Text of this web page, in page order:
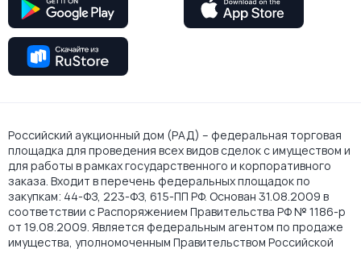
Российский аукционный дом (РАД) – федеральная торговая
площадка для проведения всех видов сделок с имуществом и
для работы в рамках государственного и корпоративного
заказа. Входит в перечень федеральных площадок по
закупкам: 44-ФЗ, 223-ФЗ, 615-ПП РФ. Основан 31.08.2009 в
соответствии с Распоряжением Правительства РФ № 1186-р
от 19.08.2009. Является федеральным агентом по продаже
имущества, уполномоченным Правительством Российской